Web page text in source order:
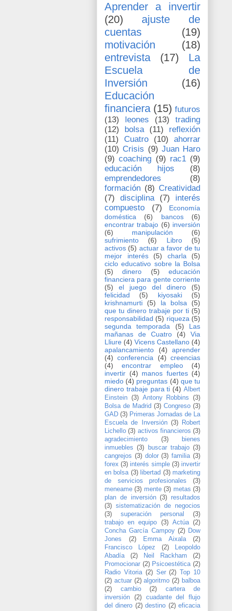
Aprender a invertir
(20)
ajuste de
cuentas
(19)
motivación
(18)
entrevista
(17)
La
Escuela de
Inversión
(16)
Educación
financiera (15) futuros
(13)
leones (13)
trading
(12)
bolsa (11)
reflexión
(11)
Cuatro (10)
ahorrar
(10) Crisis (9) Juan Haro
(9) coaching (9) rac1 (9)
educación hijos
(8)
emprendedores
(8)
formación (8) Creatividad
(7)
disciplina (7)
interés
compuesto
(7)
Economía
doméstica
(6) bancos
(6)
encontrar trabajo (6) inversión
(6)
manipulación
(6)
sufrimiento
(6) Libro
(5)
activos (5) actuar a favor de tu
mejor interés
(5) charla
(5)
ciclo educativo sobre la Bolsa
(5)
dinero (5)
educación
financiera para gente corriente
(5)
el juego del dinero
(5)
felicidad
(5) kiyosaki
(5)
krishnamurti
(5) la bolsa
(5)
que tu dinero trabaje por ti (5)
responsabilidad (5) riqueza (5)
segunda temporada
(5)
Las
mañanas de Cuatro
(4)
Via
Lliure (4) Vicens Castellano (4)
apalancamiento
(4)
aprender
(4) conferencia (4) creencias
(4)
encontrar empleo
(4)
invertir (4) manos fuertes (4)
miedo (4) preguntas (4) que tu
dinero trabaje para ti (4) Albert
Einstein (3) Antony Robbins
(3)
Bolsa de Madrid (3) Congreso (3)
GAD (3) Primeras Jornadas de La
Escuela de Inversión (3)
Robert
Lichello (3) activos financieros (3)
agradecimiento
(3)
bienes
inmuebles (3) buscar trabajo (3)
cangrejos (3) dolor (3) familia (3)
forex (3) interés simple (3) invertir
en bolsa (3) libertad (3) marketing
de servicios profesionales
(3)
meneame (3) mente (3) metas (3)
plan de inversión (3)
resultados
(3) sistematización de negocios
(3)
superación personal
(3)
trabajo en equipo
(3) Actúa (2)
Concha García Campoy (2) Dow
Jones
(2) Emma Aixala
(2)
Francisco López
(2)
Leopoldo
Abadía
(2) Neil Rackham
(2)
Promocionar (2) Psicoestética (2)
Radio Vitoria (2) Ser (2)
Top 10
(2) actuar (2) algoritmo (2) balboa
(2)
cambio (2)
cartera de
inversión
(2)
cuadante del flujo
del dinero (2) destino (2) eficacia